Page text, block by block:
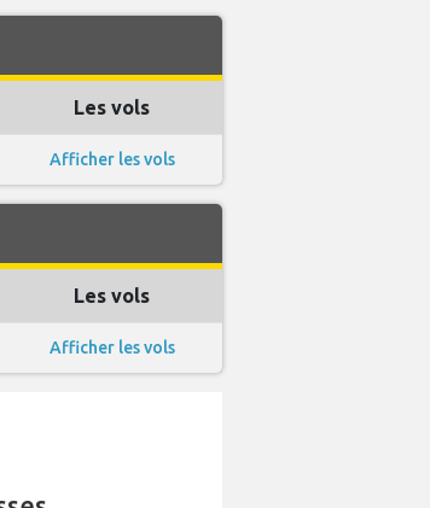
Les vols
Afficher les vols
Les vols
Afficher les vols